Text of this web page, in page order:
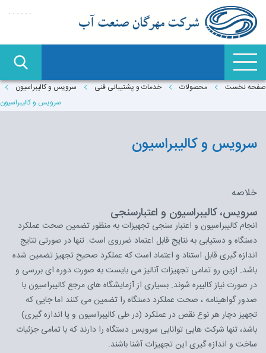
صفحه نخست محصولات خدمات و پشتیبانی فنی
سرویس و کالیبراسیون
سرویس و کالیبراسیون
سرویس و کالیبراسیون
خلاصه
سرویس، کالیبراسیون و اعتبارسنجی
انجام کالیبراسیون و اعتبار سنجی تجهیزات به منظور تضمین صحت عملکرد
دستگاه و دستیابی به نتایج قابل اعتماد ضرروی است. تنها در صورتی نتایج
اندازه گیری قابل استناد و اعتماد است که عملکرد صحیح تجهیز تضمین شده
باشد. ازین رو تمامی تجهیزات آنالیز می بایست به صورت دوره ای بررسی و
در صورت نیاز کالیبره شوند. بسیاری از آزمایشگاه های مرجع کالیبراسیون با
صدور گواهینامه ، صحت عملکرد دستگاه را تضمین می کنند اما جایی که
تجهیز دچار هر نوع نقص در عملکرد (در طی کالیبراسیون و یا اندازه گیری)
باشد، تنها شرکت هایی توانایی سرویس دستگاه را دارند که با تمامی جزئیات
ساخت و اندازه گیری این تجهیزات آشنا باشند.